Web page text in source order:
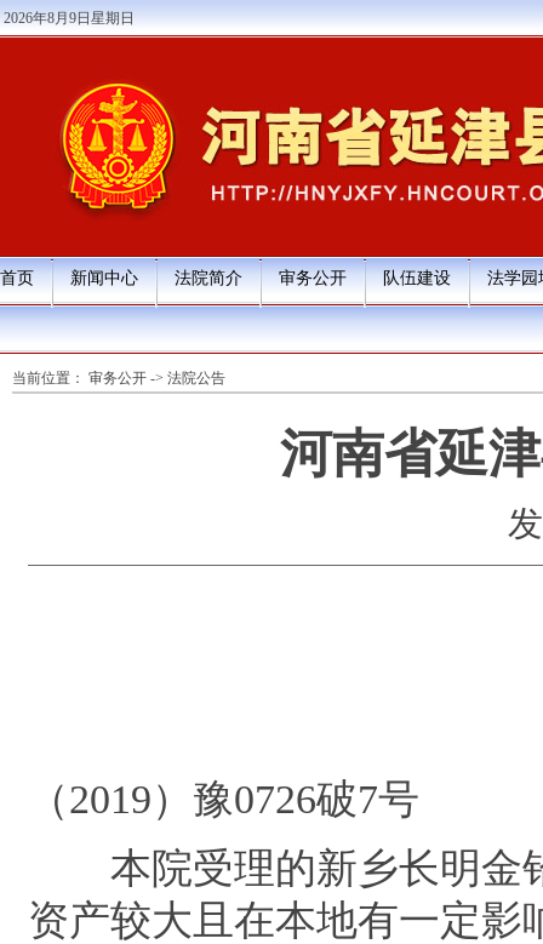
2026年8月9日星期日
首页 新闻中心 法院简介 审务公开 队伍建设 法学园
当前位置： 审务公开 -> 法院公告
河南省延
（2019）豫0726破7号
本院受理的新乡长明金
资产较大且在本地有一定